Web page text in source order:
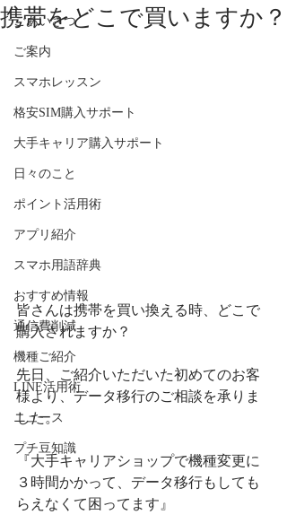
ごあいさつ
ご案内
スマホレッスン
格安SIM購入サポート
大手キャリア購入サポート
日々のこと
ポイント活用術
アプリ紹介
スマホ用語辞典
おすすめ情報
通信費削減
機種ご紹介
LINE活用術
ニュース
プチ豆知識
携帯をどこで買いますか？
皆さんは携帯を買い換える時、どこで
購入されますか？
先日、ご紹介いただいた初めてのお客
様より、データ移行のご相談を承りま
した。
『大手キャリアショップで機種変更に
３時間かかって、データ移行もしても
らえなくて困ってます』